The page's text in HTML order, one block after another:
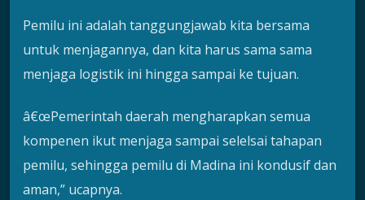
Pemilu ini adalah tanggungjawab kita bersama
untuk menjagannya, dan kita harus sama sama
menjaga logistik ini hingga sampai ke tujuan.
â€œPemerintah daerah mengharapkan semua
kompenen ikut menjaga sampai selelsai tahapan
pemilu, sehingga pemilu di Madina ini kondusif dan
aman,” ucapnya.